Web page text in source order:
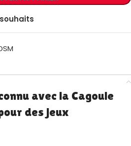
avec la Cagoule
des jeux